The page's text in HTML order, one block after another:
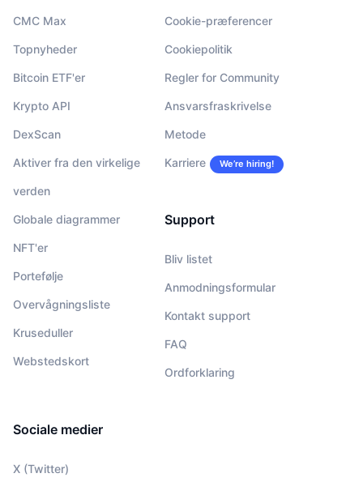
CMC Max
Topnyheder
Bitcoin ETF'er
Krypto API
DexScan
Aktiver fra den virkelige
verden
Globale diagrammer
NFT'er
Portefølje
Overvågningsliste
Kruseduller
Webstedskort
Cookie-præferencer
Cookiepolitik
Regler for Community
Ansvarsfraskrivelse
Metode
Karriere We’re hiring!
Support
Bliv listet
Anmodningsformular
Kontakt support
FAQ
Ordforklaring
Sociale medier
X (Twitter)